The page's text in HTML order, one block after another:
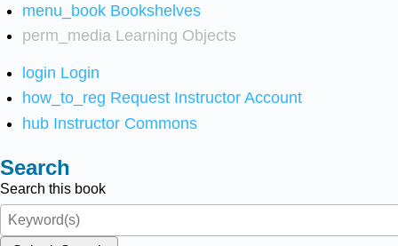
menu_book Bookshelves
perm_media Learning Objects
login Login
how_to_reg Request Instructor Account
hub Instructor Commons
Search
Search this book